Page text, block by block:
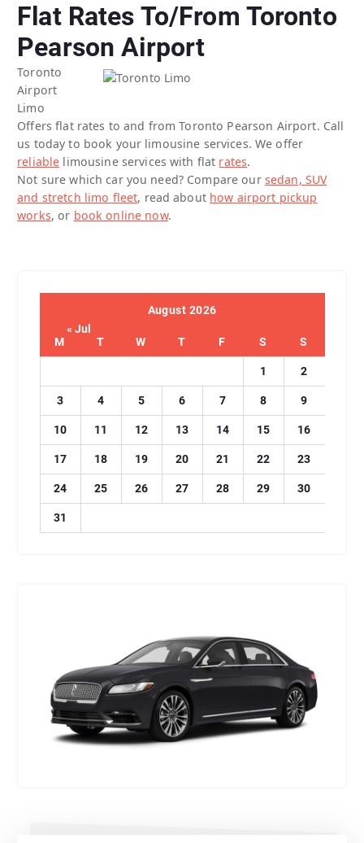
Flat Rates To/From Toronto
Pearson Airport
Toronto
Airport
Limo
Offers flat rates to and from Toronto Pearson Airport. Call
us today to book your limousine services. We offer
reliable limousine services with flat rates.
Not sure which car you need? Compare our sedan, SUV
and stretch limo fleet, read about how airport pickup
works, or book online now.
August 2026
M T W T F S S
1 2
3 4 5 6 7 8 9
10 11 12 13 14 15 16
17 18 19 20 21 22 23
24 25 26 27 28 29 30
31
« Jul